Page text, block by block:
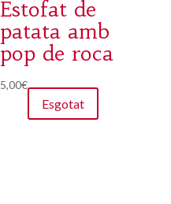
Estofat de
patata amb
pop de roca
5,00€
Esgotat